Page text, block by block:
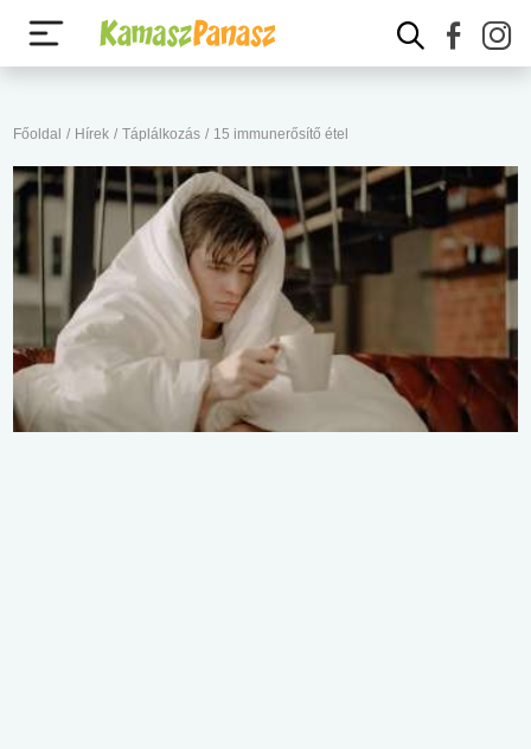
Főoldal / Hírek / Táplálkozás / 15 immunerősítő étel